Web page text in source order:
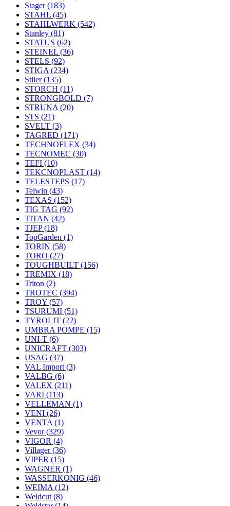
Stager(183)
STAHL (45)
STAHLWERK (542)
Stanley (81)
STATUS (62)
STEINEL (36)
STELS (92)
STIGA (234)
Stiler(135)
STORCH (11)
STRONGBOLD (7)
STRUNA (20)
STS (21)
SVELT (3)
TAGRED (171)
TECHNOFLEX (34)
TECNOMEC (30)
TEFI (10)
TEKCNOPLAST (14)
TELESTEPS (17)
Telwin (43)
TEXAS (152)
TIG TAG (92)
TITAN (42)
TJEP(18)
TopGarden (1)
TORIN (58)
TORO (27)
TOUGHBUILT (156)
TREMIX (18)
Triton (2)
TROTEC (394)
TROY (57)
TSURUMI (51)
TYROLIT (22)
UMBRA POMPE (15)
UNI-T (6)
UNICRAFT (303)
USAG (37)
VAL Import (3)
VALBG (6)
VALEX (211)
VARI (113)
VELLEMAN (1)
VENI (26)
VENTA (1)
Vevor(329)
VIGOR (4)
Villager(36)
VIPER (15)
WAGNER (1)
WASSERKONIG (46)
WEIMA (12)
Weldcut (8)